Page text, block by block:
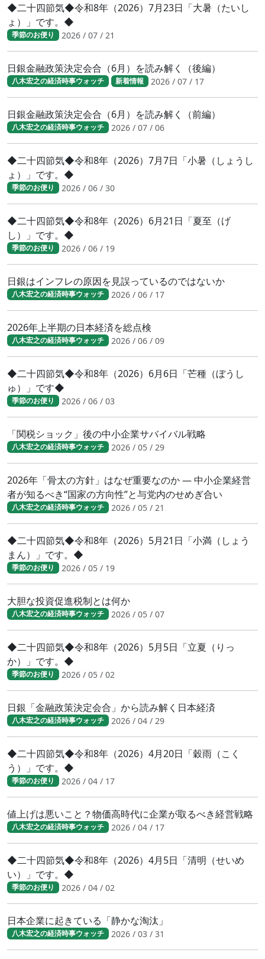
◆二十四節気◆令和8年（2026）7月23日「大暑（たいし
ょ）」です。◆
季節のお便り 2026 / 07 / 21
日銀金融政策決定会合（6月）を読み解く（後編）
八木宏之の経済時事ウォッチ 新着情報 2026 / 07 / 17
日銀金融政策決定会合（6月）を読み解く（前編）
八木宏之の経済時事ウォッチ 2026 / 07 / 06
◆二十四節気◆令和8年（2026）7月7日「小暑（しょうし
ょ）」です。◆
季節のお便り 2026 / 06 / 30
◆二十四節気◆令和8年（2026）6月21日「夏至（げ
し）」です。◆
季節のお便り 2026 / 06 / 19
日銀はインフレの原因を見誤っているのではないか
八木宏之の経済時事ウォッチ 2026 / 06 / 17
2026年上半期の日本経済を総点検
八木宏之の経済時事ウォッチ 2026 / 06 / 09
◆二十四節気◆令和8年（2026）6月6日「芒種（ぼうし
ゅ）」です◆
季節のお便り 2026 / 06 / 03
「関税ショック」後の中小企業サバイバル戦略
八木宏之の経済時事ウォッチ 2026 / 05 / 29
2026年「骨太の方針」はなぜ重要なのか ― 中小企業経営
者が知るべき“国家の方向性”と与党内のせめぎ合い
八木宏之の経済時事ウォッチ 2026 / 05 / 21
◆二十四節気◆令和8年（2026）5月21日「小満（しょう
まん）」です。◆
季節のお便り 2026 / 05 / 19
大胆な投資促進税制とは何か
八木宏之の経済時事ウォッチ 2026 / 05 / 07
◆二十四節気◆令和8年（2026）5月5日「立夏（りっ
か）」です。◆
季節のお便り 2026 / 05 / 02
日銀「金融政策決定会合」から読み解く日本経済
八木宏之の経済時事ウォッチ 2026 / 04 / 29
◆二十四節気◆令和8年（2026）4月20日「穀雨（こく
う）」です。◆
季節のお便り 2026 / 04 / 17
値上げは悪いこと？物価高時代に企業が取るべき経営戦略
八木宏之の経済時事ウォッチ 2026 / 04 / 17
◆二十四節気◆令和8年（2026）4月5日「清明（せいめ
い）」です。◆
季節のお便り 2026 / 04 / 02
日本企業に起きている「静かな淘汰」
八木宏之の経済時事ウォッチ 2026 / 03 / 31